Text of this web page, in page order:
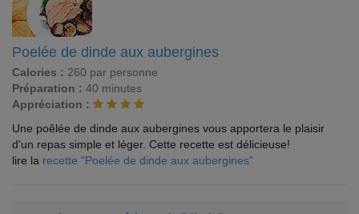
Poelée de dinde aux aubergines
Calories : 260 par personne
Préparation : 40 minutes
Appréciation :
Une poêlée de dinde aux aubergines vous apportera le plaisir
d'un repas simple et léger. Cette recette est délicieuse!
lire la recette "Poelée de dinde aux aubergines"